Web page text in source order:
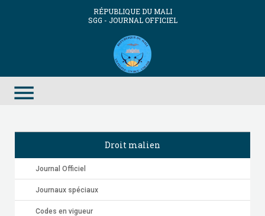
RÉPUBLIQUE DU MALI
SGG - JOURNAL OFFICIEL
menu
Droit malien
Journal Officiel
Journaux spéciaux
Codes en vigueur